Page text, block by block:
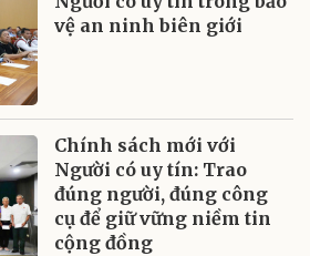
vệ an ninh biên giới
Chính sách mới với
Người có uy tín: Trao
đúng người, đúng công
cụ để giữ vững niềm tin
cộng đồng